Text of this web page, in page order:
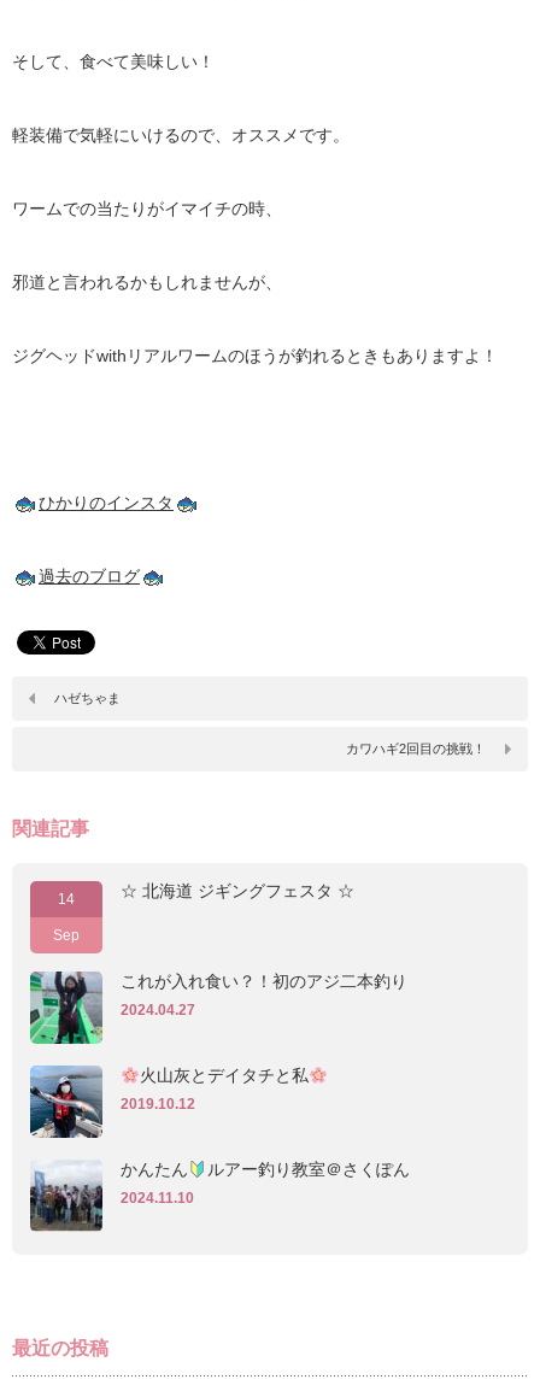
そして、食べて美味しい！
軽装備で気軽にいけるので、オススメです。
ワームでの当たりがイマイチの時、
邪道と言われるかもしれませんが、
ジグヘッドwith リアルワームのほうが釣れるときもありますよ！
ひかりのインスタ
過去のブログ
ハゼちゃま
カワハギ2回目の挑戦！
関連記事
14
Sep
☆ 北海道 ジギングフェスタ ☆
これが入れ食い？！初のアジ二本釣り
2024.04.27
火山灰とデイタチと私
2019.10.12
かんたん ルアー釣り教室＠さくぽん
2024.11.10
最近の投稿